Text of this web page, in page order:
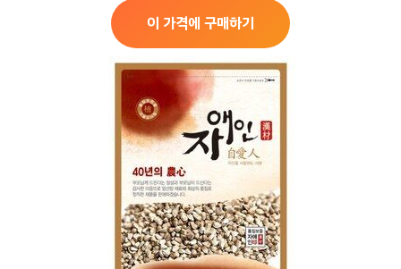
이 가격에 구매하기